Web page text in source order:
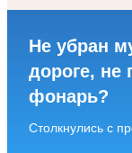
Не убран
дороге, не
фонарь?
Столкнулись с